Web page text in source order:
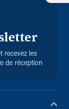
recevez les
de réception